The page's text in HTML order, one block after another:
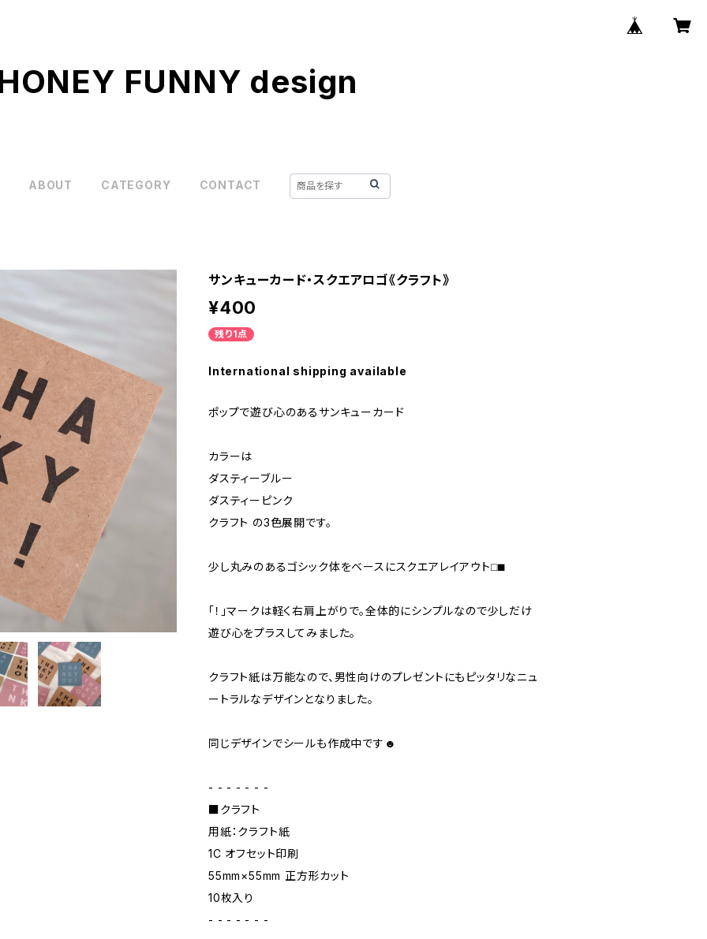
FUNNY design
ABOUT CATEGORY CONTACT
サンキューカード・スクエアロゴ《クラフト》
¥400
残り1点
International shipping available
ポップで遊び心のあるサンキューカード
カラーは
ダスティーブルー
ダスティーピンク
クラフト の3色展開です。
少し丸みのあるゴシック体をベースにスクエアレイアウト⬜︎⬛︎
「！」マークは軽く右肩上がりで。全体的にシンプルなので少しだけ
遊び心をプラスしてみました。
クラフト紙は万能なので、男性向けのプレゼントにもピッタリなニュ
ートラルなデザインとなりました。
同じデザインでシールも作成中です☻
- - - - - - -
■クラフト
用紙：クラフト紙
1C オフセット印刷
55mm×55mm 正方形カット
10枚入り
- - - - - - -